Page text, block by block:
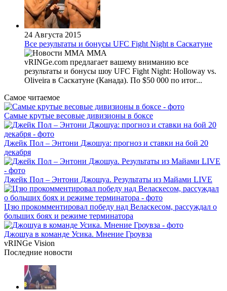
24 Августа 2015
Все результаты и бонусы UFC Fight Night в Саскатуне
MMA
vRINGe.com предлагает вашему вниманию все
результаты и бонусы шоу UFC Fight Night: Holloway vs.
Oliveira в Саскатуне (Канада). По $50 000 по итог...
Самое читаемое
Самые крутые весовые дивизионы в боксе
Джейк Пол – Энтони Джошуа: прогноз и ставки на бой 20
декабря
Джейк Пол – Энтони Джошуа. Результаты из Майами LIVE
Цзю прокомментировал победу над Веласкесом, рассуждал о
больших боях и режиме терминатора
Джошуа в команде Усика. Мнение Гроувза
vRINGe Vision
Последние новости